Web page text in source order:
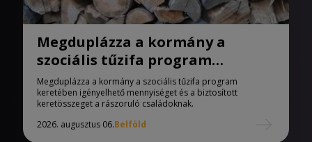
Megduplázza a kormány a
szociális tűzifa program
keretében igényelhető
mennyiséget
Megduplázza a kormány a szociális tűzifa program
keretében igényelhető mennyiséget és a biztosított
keretösszeget a rászoruló családoknak.
2026. augusztus 06.Belföld